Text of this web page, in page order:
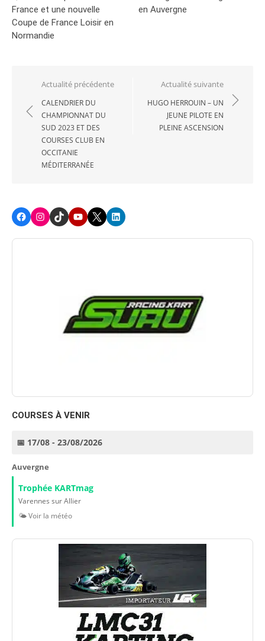
France et une nouvelle
Coupe de France Loisir en
Normandie
en Auvergne
Navigation
de
l’article
Actualité précédente
CALENDRIER DU
CHAMPIONNAT DU
SUD 2023 ET DES
COURSES CLUB EN
OCCITANIE
MÉDITERRANÉE
Actualité suivante
HUGO HERROUIN – UN
JEUNE PILOTE EN
PLEINE ASCENSION
FacebookInstagram
TikTokYoutube
X LinkedIn
COURSES À VENIR
📅 17/08 - 23/08/2026
Auvergne
Trophée KARTmag
Varennes sur Allier
🌤️ Voir la météo